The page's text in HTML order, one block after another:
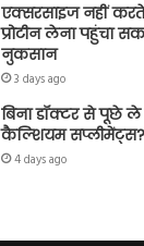
एक्सरसाइज नहीं करते,
प्रोटीन लेना पहुंचा
नुकसान
3 days ago
बिना डॉक्टर से पूछे ले
कैल्शियम सप्लीमेंट्स?
4 days ago